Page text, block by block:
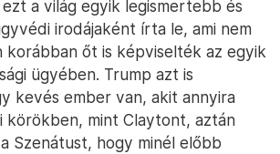
a világ egyik legismertebb és
irodájaként írta le, ami nem
korábban őt is képviselték az egyik
ügyében. Trump azt is
kevés ember van, akit annyira
körökben, mint Claytont, aztán
Szenátust, hogy minél előbb